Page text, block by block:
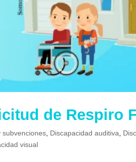
de Respiro
subvenciones, Discapacidad auditiva,
visual